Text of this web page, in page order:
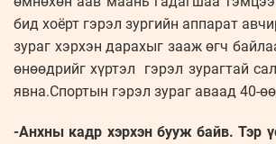
бид хоёрт гэрэл зургийн аппарат
зураг хэрхэн дарахыг зааж өгч
өнөөдрийг хүртэл гэрэл зурагтай
явна.Спортын гэрэл зураг аваад 40-
-Анхны кадр хэрхэн бууж байв. Тэр